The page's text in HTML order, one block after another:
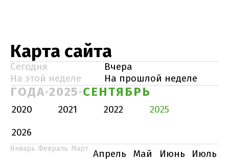
Карта сайта
Сегодня
Вчера
На этой неделе
На прошлой неделе
ГОДА 2025 СЕНТЯБРЬ
2020 2021 2022
2025
2026
Январь Февраль Март Апрель Май Июнь
Июль